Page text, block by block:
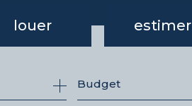
louer estimer
Budget